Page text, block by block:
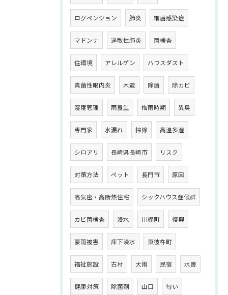
ログペンジョン 肺炎 細菌感染症
マドンナ 過敏性肺炎 菌検査
住環境 アレルゲン ハウスダスト
真菌性眼内炎 木造 除菌 除カビ
湿度管理 雨養生 梅雨時期 異臭
専門家 水漏れ 掃除 高温多湿
シロアリ 長崎県長崎市 リスク
対策方法 ペット 長門市 原因
高気密・高断熱住宅 シックハウス症候群
カビ菌検査 浸水 川棚町 復興
豪雨被害 床下浸水 東彼杵町
福祉施設 古材 大雨 民宿 水害
健康対策 除菌剤 山口 匂い